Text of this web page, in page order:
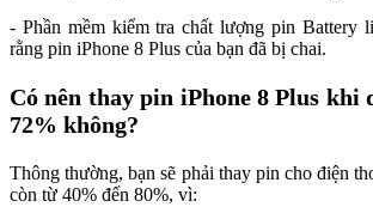
- Phần mềm kiểm tra chất lượng pin Battery
rằng pin iPhone 8 Plus của bạn đã bị chai.
Có nên thay pin iPhone 8 Plus khi
72% không?
Thông thường, bạn sẽ phải thay pin cho điện
còn từ 40% đến 80%, vì: